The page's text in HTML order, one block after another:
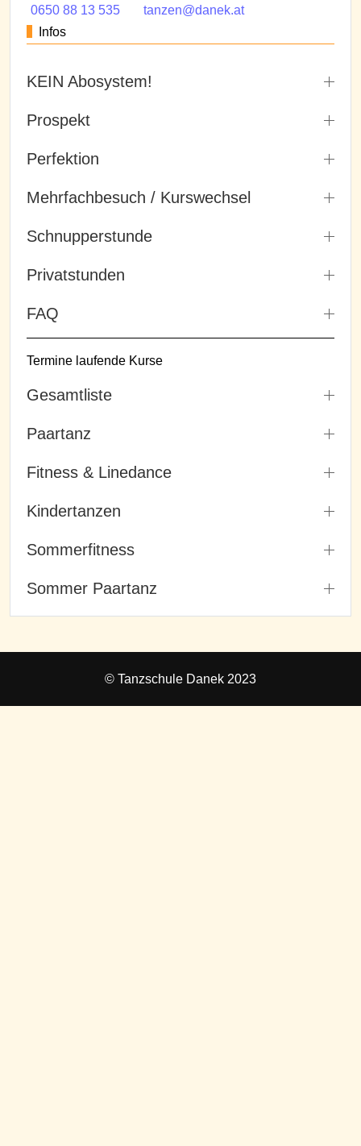
0650 88 13 535
tanzen@danek.at
Infos
KEIN Abosystem!
Prospekt
Perfektion
Mehrfachbesuch / Kurswechsel
Schnupperstunde
Privatstunden
FAQ
Termine laufende Kurse
Gesamtliste
Paartanz
Fitness & Linedance
Kindertanzen
Sommerfitness
Sommer Paartanz
© Tanzschule Danek 2023